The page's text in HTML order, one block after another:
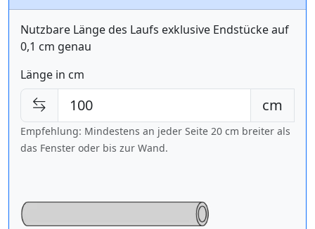
Nutzbare Länge des Laufs exklusive Endstücke auf
0,1 cm genau
Länge in cm
cm
Empfehlung: Mindestens an jeder Seite 20 cm breiter als
das Fenster oder bis zur Wand.